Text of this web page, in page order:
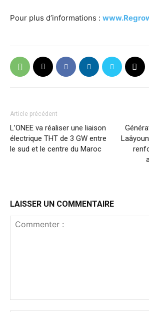
Pour plus d’informations :
Article précédent
L’ONEE va réaliser une liaison
électrique THT de 3 GW entre
le sud et le centre du Maroc
LAISSER UN COMMENTAIRE